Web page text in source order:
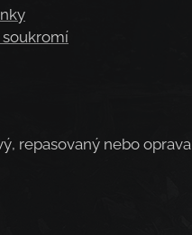
repasovaný nebo oprava